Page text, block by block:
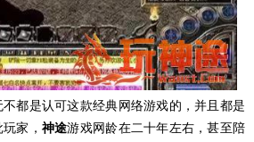
都是认可这款经典网络游戏的，并且都是
家， 神途游戏网龄在二十年左右，甚至陪